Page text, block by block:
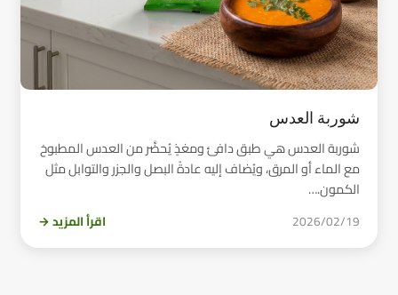
شوربة العدس
شوربة العدس هي طبق دافئ ومغذٍ يُحضَّر من العدس المطبوخ
مع الماء أو المرق، ويُضاف إليه عادةً البصل والجزر والتوابل مثل
الكمون.…
2026/02/19 اقرأ المزيد →